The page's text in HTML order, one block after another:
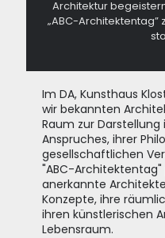
Architektur
„ABC-
Im DA, Kunsthaus
wir bekannten
Raum zur Darstellung
Anspruches, ihrer
gesellschaftlichen
"ABC-
anerkannte
Konzepte, ihre
ihren künstlerischen
Lebensraum.